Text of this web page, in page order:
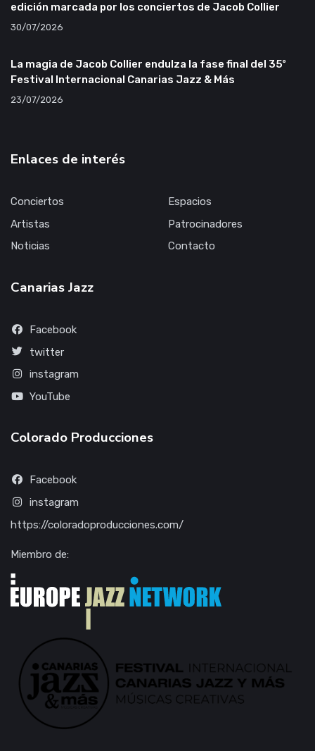
edición marcada por los conciertos de Jacob Collier
30/07/2026
La magia de Jacob Collier endulza la fase final del 35º
Festival Internacional Canarias Jazz & Más
23/07/2026
Enlaces de interés
Conciertos
Artistas
Noticias
Espacios
Patrocinadores
Contacto
Canarias Jazz
Facebook
twitter
instagram
YouTube
Colorado Producciones
Facebook
instagram
https://coloradoproducciones.com/
Miembro de: